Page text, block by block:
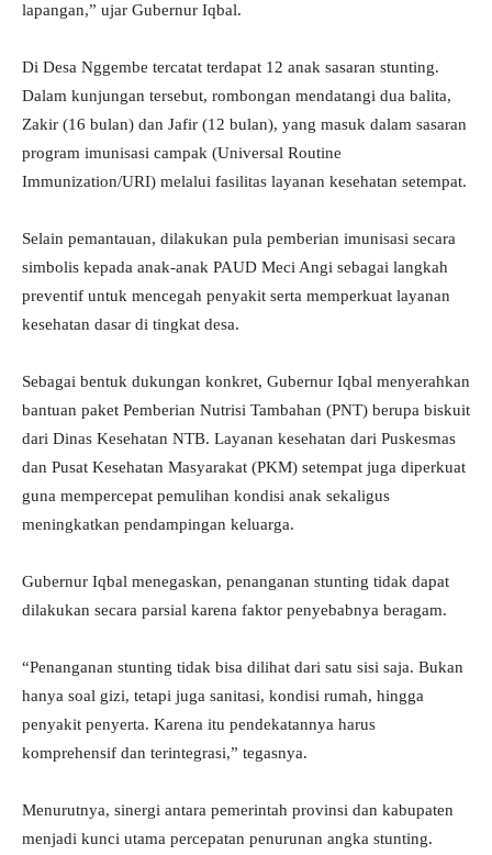
lapangan,” ujar Gubernur Iqbal.
Di Desa Nggembe tercatat terdapat 12 anak sasaran stunting.
Dalam kunjungan tersebut, rombongan mendatangi dua balita,
Zakir (16 bulan) dan Jafir (12 bulan), yang masuk dalam sasaran
program imunisasi campak (Universal Routine
Immunization/URI) melalui fasilitas layanan kesehatan setempat.
Selain pemantauan, dilakukan pula pemberian imunisasi secara
simbolis kepada anak-anak PAUD Meci Angi sebagai langkah
preventif untuk mencegah penyakit serta memperkuat layanan
kesehatan dasar di tingkat desa.
Sebagai bentuk dukungan konkret, Gubernur Iqbal menyerahkan
bantuan paket Pemberian Nutrisi Tambahan (PNT) berupa biskuit
dari Dinas Kesehatan NTB. Layanan kesehatan dari Puskesmas
dan Pusat Kesehatan Masyarakat (PKM) setempat juga diperkuat
guna mempercepat pemulihan kondisi anak sekaligus
meningkatkan pendampingan keluarga.
Gubernur Iqbal menegaskan, penanganan stunting tidak dapat
dilakukan secara parsial karena faktor penyebabnya beragam.
“Penanganan stunting tidak bisa dilihat dari satu sisi saja. Bukan
hanya soal gizi, tetapi juga sanitasi, kondisi rumah, hingga
penyakit penyerta. Karena itu pendekatannya harus
komprehensif dan terintegrasi,” tegasnya.
Menurutnya, sinergi antara pemerintah provinsi dan kabupaten
menjadi kunci utama percepatan penurunan angka stunting.